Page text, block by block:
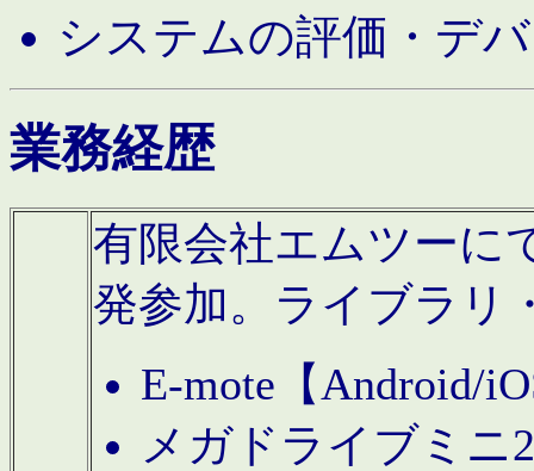
システムの評価・デ
業務経歴
有限会社エムツーに
発参加。ライブラリ
E-mote【Android/
メガドライブミニ